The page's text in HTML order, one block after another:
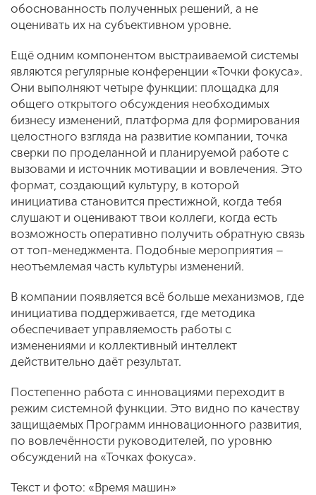
обоснованность полученных решений, а не
оценивать их на субъективном уровне.
Ещё одним компонентом выстраиваемой системы
являются регулярные конференции «Точки фокуса».
Они выполняют четыре функции: площадка для
общего открытого обсуждения необходимых
бизнесу изменений, платформа для формирования
целостного взгляда на развитие компании, точка
сверки по проделанной и планируемой работе с
вызовами и источник мотивации и вовлечения. Это
формат, создающий культуру, в которой
инициатива становится престижной, когда тебя
слушают и оценивают твои коллеги, когда есть
возможность оперативно получить обратную связь
от топ-менеджмента. Подобные мероприятия –
неотъемлемая часть культуры изменений.
В компании появляется всё больше механизмов, где
инициатива поддерживается, где методика
обеспечивает управляемость работы с
изменениями и коллективный интеллект
действительно даёт результат.
Постепенно работа с инновациями переходит в
режим системной функции. Это видно по качеству
защищаемых Программ инновационного развития,
по вовлечённости руководителей, по уровню
обсуждений на «Точках фокуса».
Текст и фото: «Время машин»